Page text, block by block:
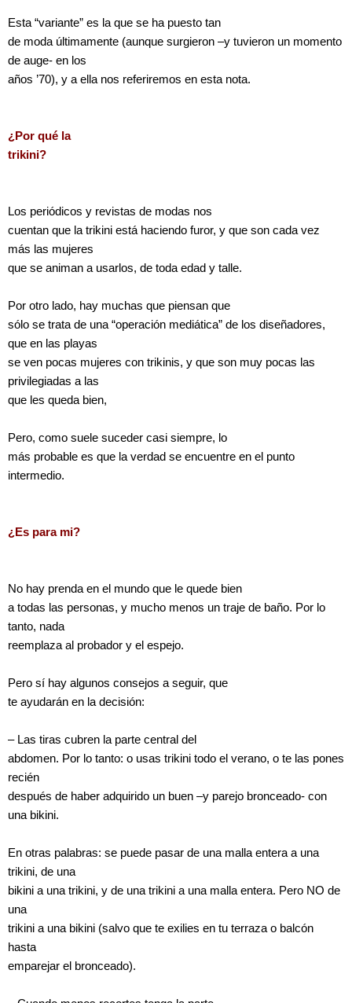
Esta “variante” es la que se ha puesto tan
de moda últimamente (aunque surgieron –y tuvieron un momento
de auge- en los
años ’70), y a ella nos referiremos en esta nota.
¿Por qué la
trikini?
Los periódicos y revistas de modas nos
cuentan que la trikini está haciendo furor, y que son cada vez
más las mujeres
que se animan a usarlos, de toda edad y talle.
Por otro lado, hay muchas que piensan que
sólo se trata de una “operación mediática” de los diseñadores,
que en las playas
se ven pocas mujeres con trikinis, y que son muy pocas las
privilegiadas a las
que les queda bien,
Pero, como suele suceder casi siempre, lo
más probable es que la verdad se encuentre en el punto
intermedio.
¿Es para mi?
No hay prenda en el mundo que le quede bien
a todas las personas, y mucho menos un traje de baño. Por lo
tanto, nada
reemplaza al probador y el espejo.
Pero sí hay algunos consejos a seguir, que
te ayudarán en la decisión:
– Las tiras cubren la parte central del
abdomen. Por lo tanto: o usas trikini todo el verano, o te las pones
recién
después de haber adquirido un buen –y parejo bronceado- con
una bikini.
En otras palabras: se puede pasar de una malla entera a una
trikini, de una
bikini a una trikini, y de una trikini a una malla entera. Pero NO de
una
trikini a una bikini (salvo que te exilies en tu terraza o balcón
hasta
emparejar el bronceado).